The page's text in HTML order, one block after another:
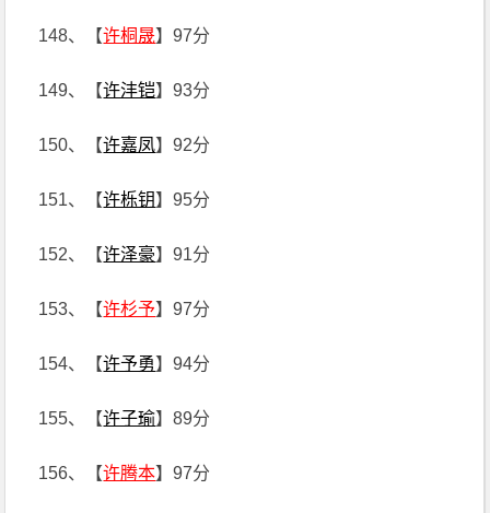
148、【许桐晟】97分
149、【许沣铠】93分
150、【许嘉凤】92分
151、【许栎钥】95分
152、【许泽豪】91分
153、【许杉予】97分
154、【许予勇】94分
155、【许子瑜】89分
156、【许腾本】97分